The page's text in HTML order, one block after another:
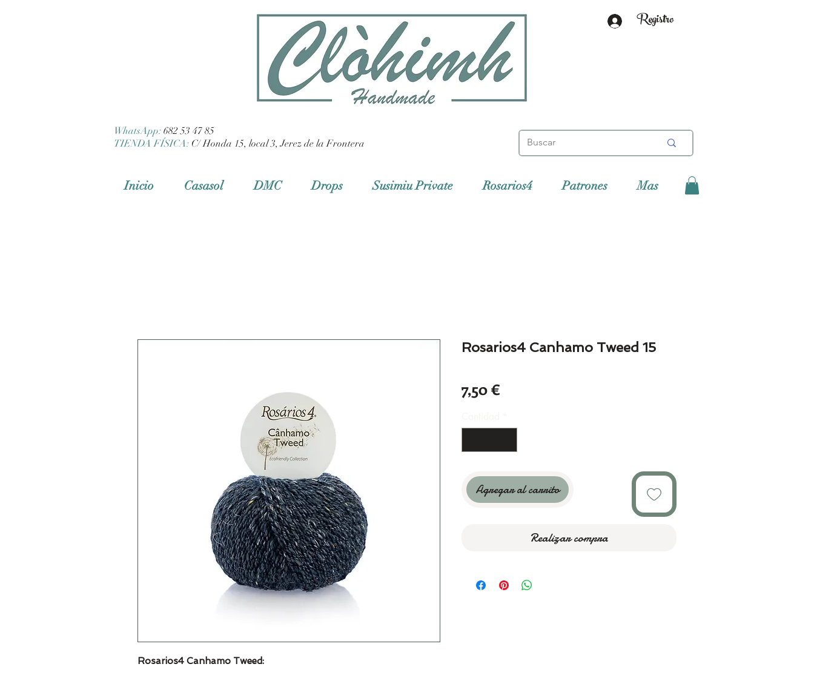
Registro
WhatsApp: 682 53 47 85
TIENDA FÍSICA: C/ Honda 15, local 3, Jerez de la Frontera
Inicio Casasol DMC Drops Susimiu Private Rosarios4 Patrones Mas
Rosarios4 Canhamo Tweed:
Rosarios4 Canhamo Tweed 15
7,50 €
Agregar al carrito
Realizar compra